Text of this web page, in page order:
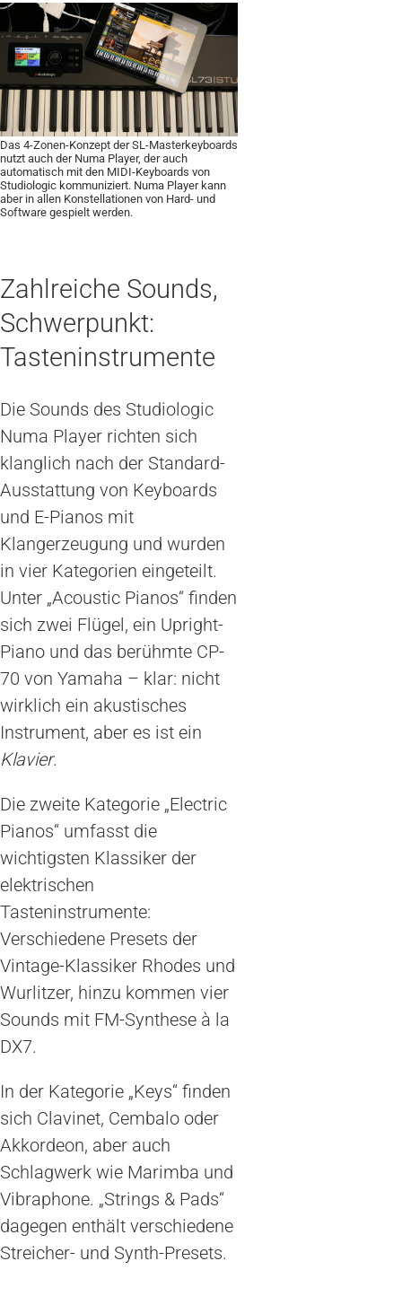
Das 4-Zonen-Konzept der SL-Masterkeyboards
nutzt auch der Numa Player, der auch
automatisch mit den MIDI-Keyboards von
Studiologic kommuniziert. Numa Player kann
aber in allen Konstellationen von Hard- und
Software gespielt werden.
Zahlreiche Sounds,
Schwerpunkt:
Tasteninstrumente
Die Sounds des Studiologic
Numa Player richten sich
klanglich nach der Standard-
Ausstattung von Keyboards
und E-Pianos mit
Klangerzeugung und wurden
in vier Kategorien eingeteilt.
Unter „Acoustic Pianos“ finden
sich zwei Flügel, ein Upright-
Piano und das berühmte CP-
70 von Yamaha – klar: nicht
wirklich ein akustisches
Instrument, aber es ist ein
Klavier.
Die zweite Kategorie „Electric
Pianos“ umfasst die
wichtigsten Klassiker der
elektrischen
Tasteninstrumente:
Verschiedene Presets der
Vintage-Klassiker Rhodes und
Wurlitzer, hinzu kommen vier
Sounds mit FM-Synthese à la
DX7.
In der Kategorie „Keys“ finden
sich Clavinet, Cembalo oder
Akkordeon, aber auch
Schlagwerk wie Marimba und
Vibraphone. „Strings & Pads“
dagegen enthält verschiedene
Streicher- und Synth-Presets.